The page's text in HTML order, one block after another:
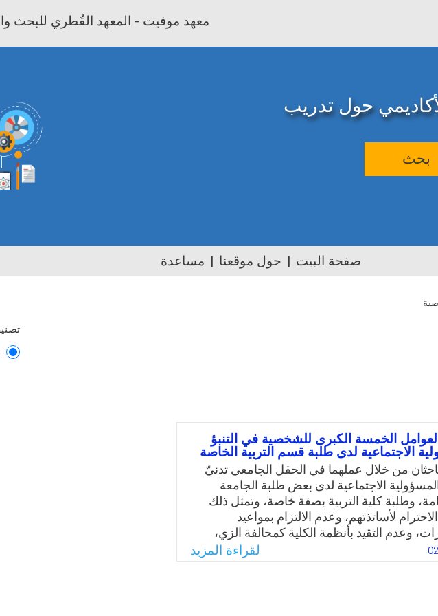
معهد موفيت - المعهد القُطري للبحث
حول تدريب
بحث
صفحة البيت حول موقعنا مساعدة
الخمسة الكبرى للشخصية في التنبؤ
الاجتماعية لدى طلبة قسم التربية الخاصة
من خلال عملهما في الحقل الجامعي تدنيّ
الاجتماعية لدى بعض طلبة الجامعة
وطلبة كلية التربية بصفة خاصة، وتمثل ذلك
لأساتذتهم، وعدم الالتزام بمواعيد
وعدم التقيد بأنظمة الكلية كمخالفة الزي،
عن مواعيد الاختبارات، وعدم المحافظة على
كما أن من أبرز الظواهر الاجتماعية التي
لقراءة المزيد